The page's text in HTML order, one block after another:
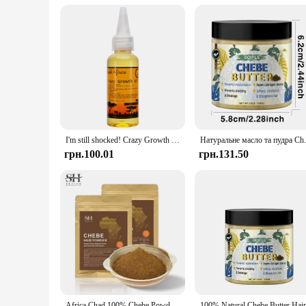
an ideal choice for men who require additional protection.
quality construction and practical design, this protective
I'm still shocked! Crazy Growth Oil with Chadian Chebe North African lavender, rosemary, Moroccan cloves Hot Hair Growth Oil
грн.100.01
Натуральне масло та
грн.131.50